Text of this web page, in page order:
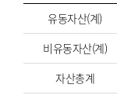
유동자산(계)
비유동자산(계)
자산총계